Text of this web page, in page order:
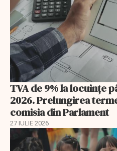
TVA de 9% la locuințe
2026. Prelungirea
comisia din Parlament
27 IULIE 2026